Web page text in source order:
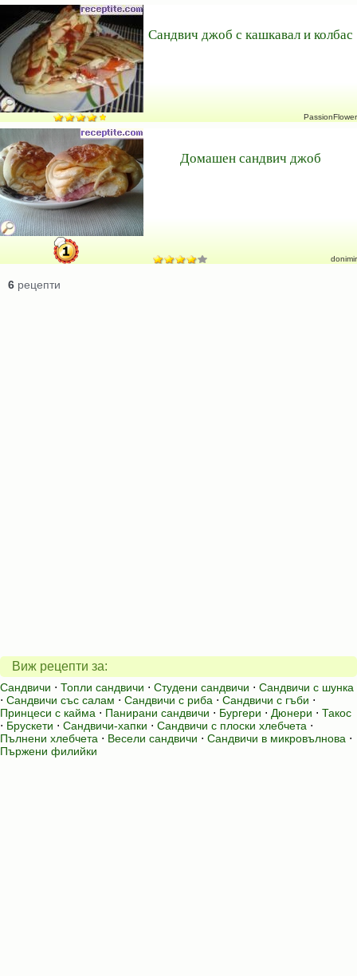
Сандвич джоб с кашкавал и колбас
PassionFlower
Домашен сандвич джоб
donimir
6 рецепти
Виж рецепти за:
Сандвичи ⋅ Топли сандвичи ⋅ Студени сандвичи ⋅ Сандвичи с шунка
⋅ Сандвичи със салам ⋅ Сандвичи с риба ⋅ Сандвичи с гъби ⋅
Принцеси с кайма ⋅ Панирани сандвичи ⋅ Бургери ⋅ Дюнери ⋅ Такос
⋅ Брускети ⋅ Сандвичи-хапки ⋅ Сандвичи с плоски хлебчета ⋅
Пълнени хлебчета ⋅ Весели сандвичи ⋅ Сандвичи в микровълнова ⋅
Пържени филийки